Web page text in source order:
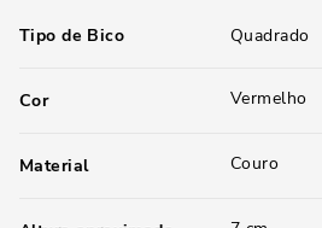
Tipo de Bico Quadrado
Cor Vermelho
Material Couro